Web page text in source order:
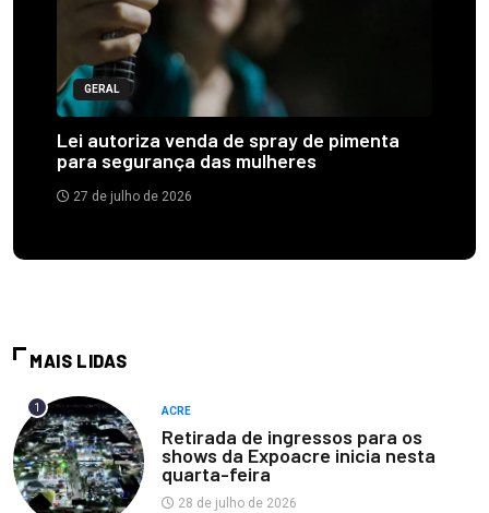
GERAL
Lei autoriza venda de spray de pimenta
para segurança das mulheres
27 de julho de 2026
MAIS LIDAS
1 ACRE
Retirada de ingressos para os
shows da Expoacre inicia nesta
quarta-feira
28 de julho de 2026